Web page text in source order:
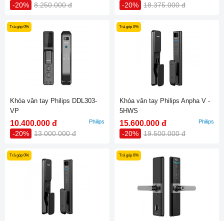
-20% 8.250.000 đ -20% 18.375.000 đ
Trả góp 0%
Khóa vân tay Philips DDL303-
VP
10.400.000 đ
-20% 13.000.000 đ
Philips
Trả góp 0%
Khóa vân tay Philips Anpha V -
5HWS
15.600.000 đ
-20% 19.500.000 đ
Philips
Trả góp 0% Trả góp 0%